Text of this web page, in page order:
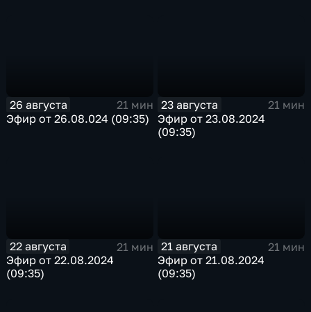
26 августа
21 мин
Эфир от 26.08.024 (09:35)
23 августа
21 мин
Эфир от 23.08.2024
(09:35)
22 августа
21 мин
Эфир от 22.08.2024
(09:35)
21 августа
21 мин
Эфир от 21.08.2024
(09:35)